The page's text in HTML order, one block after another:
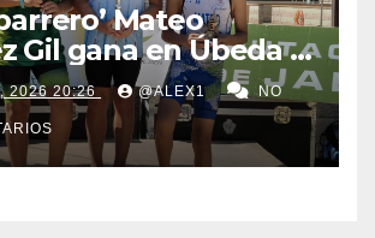
Mateo
Gil gana en Úbeda y
subcampeón de
de acuatlón
2026 20:26 @ALEX1 NO